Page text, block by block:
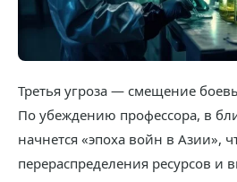
Третья угроза — смещение
По убеждению профессора, в
начнется «эпоха войн в Азии»,
перераспределения ресурсов и